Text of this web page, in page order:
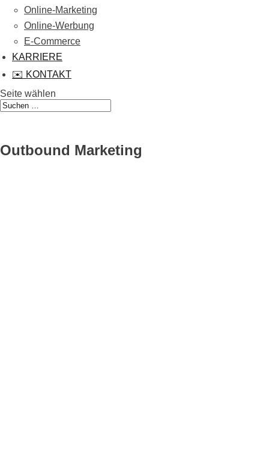
Online-Marketing
Online-Werbung
E-Commerce
KARRIERE
✉️ KONTAKT
Seite wählen
Outbound Marketing